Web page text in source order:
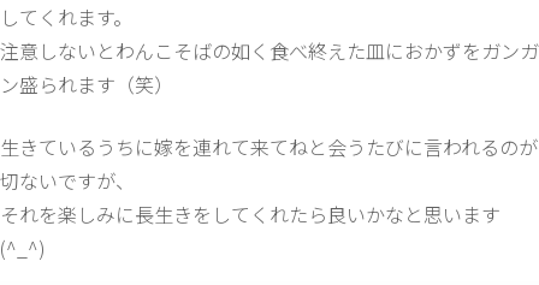
してくれます。
注意しないとわんこそばの如く食べ終えた皿におかずをガンガ
ン盛られます（笑）
生きているうちに嫁を連れて来てねと会うたびに言われるのが
切ないですが、
それを楽しみに長生きをしてくれたら良いかなと思います
(^_^)